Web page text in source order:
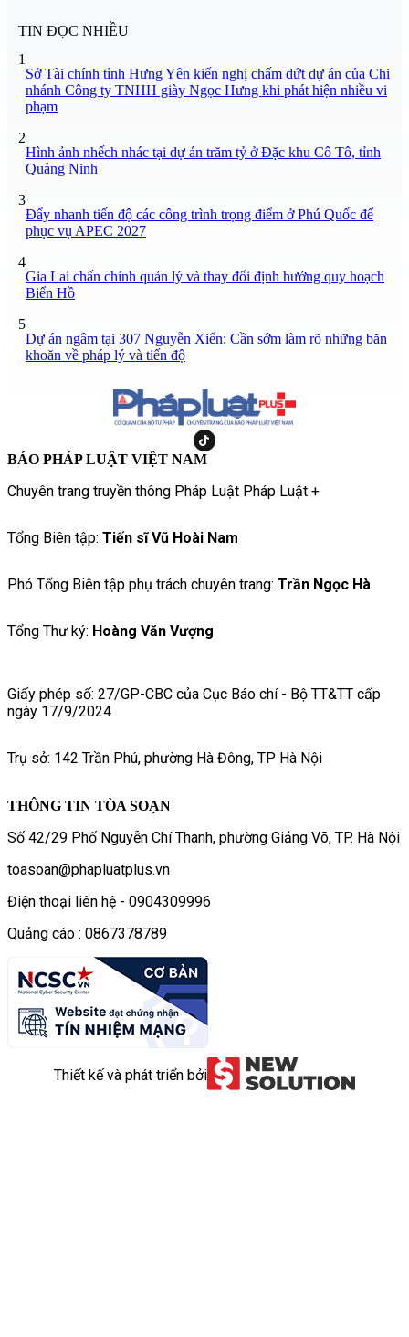
TIN ĐỌC NHIỀU
1
Sở Tài chính tỉnh Hưng Yên kiến nghị chấm dứt dự án của Chi
nhánh Công ty TNHH giày Ngọc Hưng khi phát hiện nhiều vi
phạm
2
Hình ảnh nhếch nhác tại dự án trăm tỷ ở Đặc khu Cô Tô, tỉnh
Quảng Ninh
3
Đẩy nhanh tiến độ các công trình trọng điểm ở Phú Quốc để
phục vụ APEC 2027
4
Gia Lai chấn chỉnh quản lý và thay đổi định hướng quy hoạch
Biển Hồ
5
Dự án ngâm tại 307 Nguyễn Xiển: Cần sớm làm rõ những băn
khoăn về pháp lý và tiến độ
BÁO PHÁP LUẬT VIỆT NAM
Chuyên trang truyền thông Pháp Luật Pháp Luật +
Tổng Biên tập: Tiến sĩ Vũ Hoài Nam
Phó Tổng Biên tập phụ trách chuyên trang: Trần Ngọc Hà
Tổng Thư ký: Hoàng Văn Vượng
Giấy phép số: 27/GP-CBC của Cục Báo chí - Bộ TT&TT cấp
ngày 17/9/2024
Trụ sở: 142 Trần Phú, phường Hà Đông, TP Hà Nội
THÔNG TIN TÒA SOẠN
Số 42/29 Phố Nguyễn Chí Thanh, phường Giảng Võ, TP. Hà Nội
toasoan@phapluatplus.vn
Điện thoại liên hệ - 0904309996
Quảng cáo : 0867378789
Thiết kế và phát triển bởi